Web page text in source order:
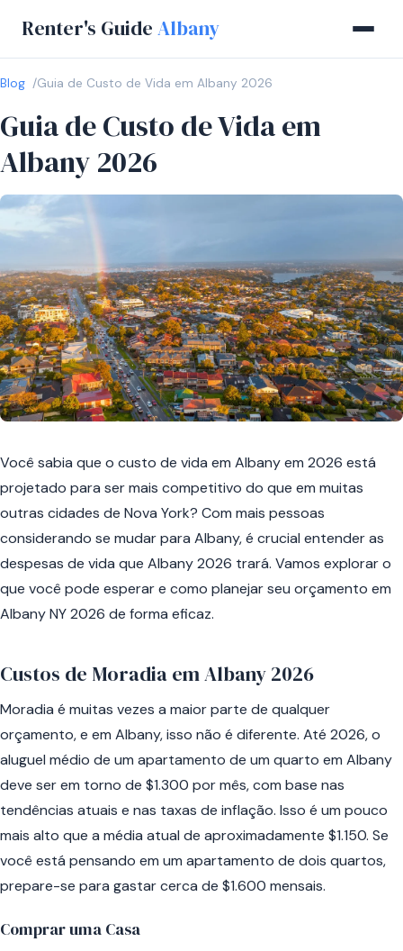
Renter's Guide Albany
Blog Guia de Custo de Vida em Albany 2026
Guia de Custo de Vida em
Albany 2026
Você sabia que o custo de vida em Albany em 2026 está
projetado para ser mais competitivo do que em muitas
outras cidades de Nova York? Com mais pessoas
considerando se mudar para Albany, é crucial entender as
despesas de vida que Albany 2026 trará. Vamos explorar o
que você pode esperar e como planejar seu orçamento em
Albany NY 2026 de forma eficaz.
Custos de Moradia em Albany 2026
Moradia é muitas vezes a maior parte de qualquer
orçamento, e em Albany, isso não é diferente. Até 2026, o
aluguel médio de um apartamento de um quarto em Albany
deve ser em torno de $1.300 por mês, com base nas
tendências atuais e nas taxas de inflação. Isso é um pouco
mais alto que a média atual de aproximadamente $1.150. Se
você está pensando em um apartamento de dois quartos,
prepare-se para gastar cerca de $1.600 mensais.
Comprar uma Casa